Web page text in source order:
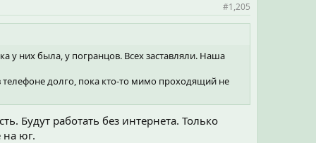
#1,205
у них была, у погранцов. Всех заставляли. Наша
телефоне долго, пока кто-то мимо проходящий не
Будут работать без интернета. Только
на юг.